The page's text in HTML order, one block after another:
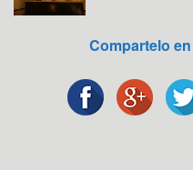
Compartelo